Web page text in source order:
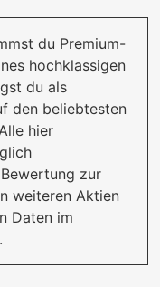
du Premium-
hochklassigen
du als
den beliebtesten
hier
zur
weiteren Aktien
Daten im